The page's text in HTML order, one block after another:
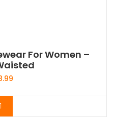
For Women –